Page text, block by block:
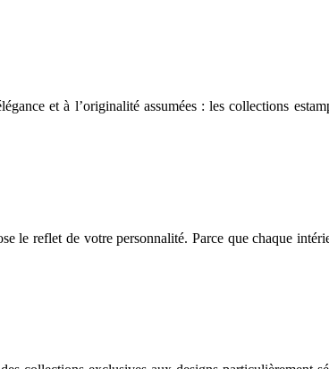
et à l’originalité assumées : les collections
le reflet de votre personnalité. Parce que chaque